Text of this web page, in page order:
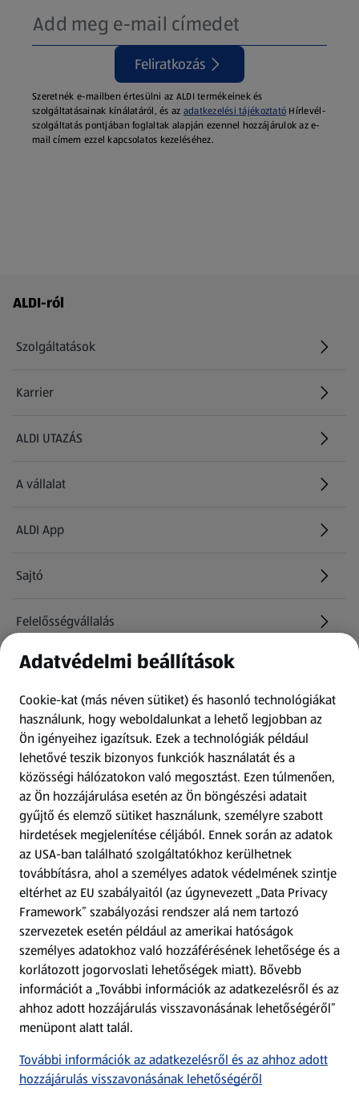
Feliratkozás
Szeretnék e-mailben értesülni az ALDI termékeinek és
szolgáltatásainak kínálatáról, és az adatkezelési tájékoztató Hírlevél-
szolgáltatás pontjában foglaltak alapján ezennel hozzájárulok az e-
mail címem ezzel kapcsolatos kezeléséhez.
Láblécmenü - további linkek
ALDI-ról
Szolgáltatások
Karrier
(új oldalon nyílik meg)
ALDI UTAZÁS
(új oldalon nyílik meg)
A vállalat
ALDI App
Sajtó
Felelősségvállalás
Információk
Kérdőív
Fizetési lehetőségek
ALDI utalványok
Árcsökkentés
Adattörlő alkalmazás
Szervizpont
(új oldalon nyílik meg)
Fedezz fel minket az interneten!
Töltsd le az ALDI Magyarország applikációt!
Adatvédelmi beállítások
Cookie-kat (más néven sütiket) és hasonló technológiákat
használunk, hogy weboldalunkat a lehető legjobban az
Ön igényeihez igazítsuk. Ezek a technológiák például
lehetővé teszik bizonyos funkciók használatát és a
közösségi hálózatokon való megosztást. Ezen túlmenően,
az Ön hozzájárulása esetén az Ön böngészési adatait
gyűjtő és elemző sütiket használunk, személyre szabott
hirdetések megjelenítése céljából. Ennek során az adatok
az USA-ban található szolgáltatókhoz kerülhetnek
továbbításra, ahol a személyes adatok védelmének szintje
eltérhet az EU szabályaitól (az úgynevezett „Data Privacy
Framework” szabályozási rendszer alá nem tartozó
szervezetek esetén például az amerikai hatóságok
személyes adatokhoz való hozzáférésének lehetősége és a
korlátozott jogorvoslati lehetőségek miatt). Bővebb
információt a „További információk az adatkezelésről és az
ahhoz adott hozzájárulás visszavonásának lehetőségéről”
menüpont alatt talál.
További információk az adatkezelésről és az ahhoz adott
hozzájárulás visszavonásának lehetőségéről